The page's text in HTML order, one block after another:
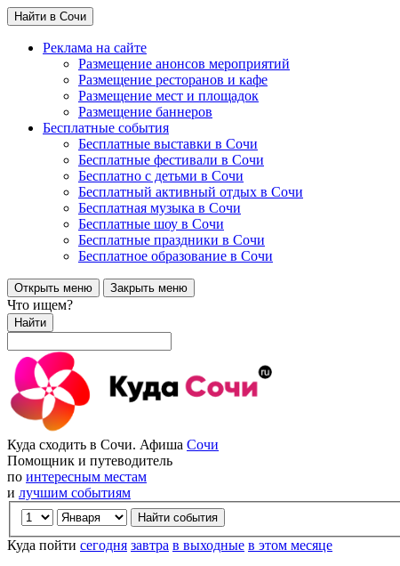
Найти в Сочи
Реклама на сайте
Размещение анонсов мероприятий
Размещение ресторанов и кафе
Размещение мест и площадок
Размещение баннеров
Бесплатные события
Бесплатные выставки в Сочи
Бесплатные фестивали в Сочи
Бесплатно с детьми в Сочи
Бесплатный активный отдых в Сочи
Бесплатная музыка в Сочи
Бесплатные шоу в Сочи
Бесплатные праздники в Сочи
Бесплатное образование в Сочи
Открыть меню Закрыть меню
Что ищем?
Найти
Куда сходить в Сочи. Афиша Сочи
Помощник и путеводитель
по интересным местам
и лучшим событиям
Куда пойти сегодня завтра в выходные в этом месяце